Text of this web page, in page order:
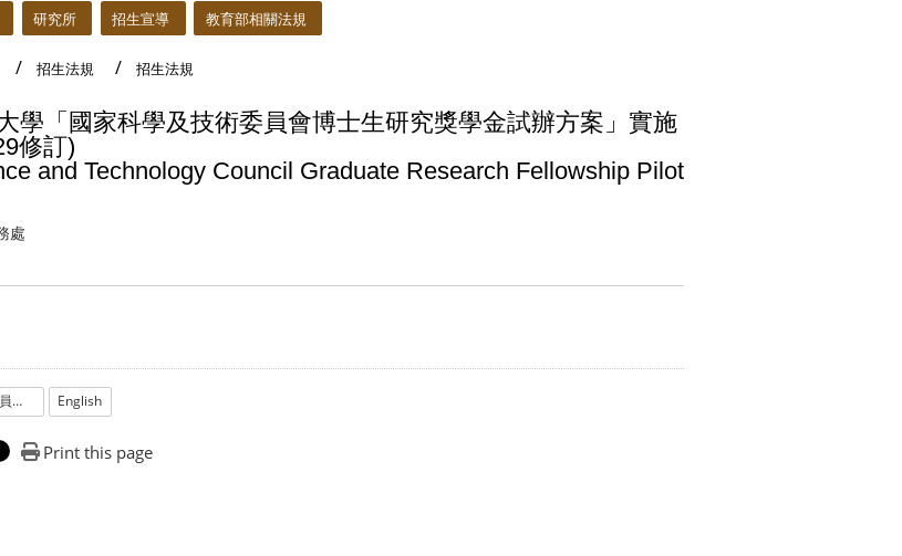
研究所 招生宣導 教育部相關法規
招生法規 招生法規
學「國家科學及技術委員會博士生研究獎學金試辦方案」實施
修訂)
and Technology Council Graduate Research Fellowship Pilot
處
_國家科學及技術委員會博士生研究獎學金試辦方案_實施要點1150429修訂.pdf English
Print this page